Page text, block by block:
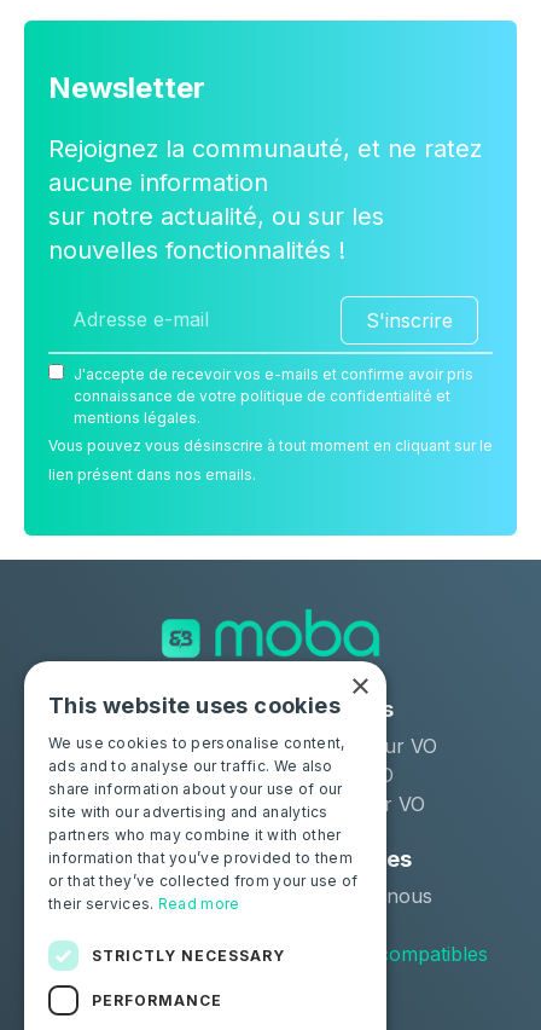
Newsletter
Rejoignez la communauté, et ne ratez
aucune information
sur notre actualité, ou sur les
nouvelles fonctionnalités !
S'inscrire
J'accepte de recevoir vos e-mails et confirme avoir pris
connaissance de votre politique de confidentialité et
mentions légales.
Vous pouvez vous désinscrire à tout moment en cliquant sur le
lien présent dans nos emails.
Solutions
Moba Certify Pro
Boutique
Industries
Remarketeur VO
Loueur LLD
Distributeur VO
Particuliers
Certifiez votre batterie
Ressources
Contactez-nous
Véhicules compatibles
Suivez-nous
×
This website uses cookies
We use cookies to personalise content,
ads and to analyse our traffic. We also
share information about your use of our
site with our advertising and analytics
partners who may combine it with other
information that you’ve provided to them
or that they’ve collected from your use of
their services. Read more
STRICTLY NECESSARY
PERFORMANCE